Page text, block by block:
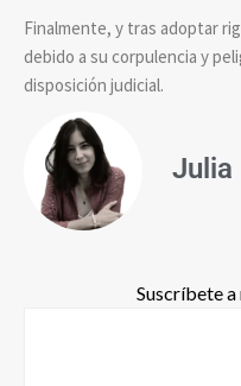
Finalmente, y tras adoptar
debido a su corpulencia y
disposición judicial.
Julia
Suscríbete